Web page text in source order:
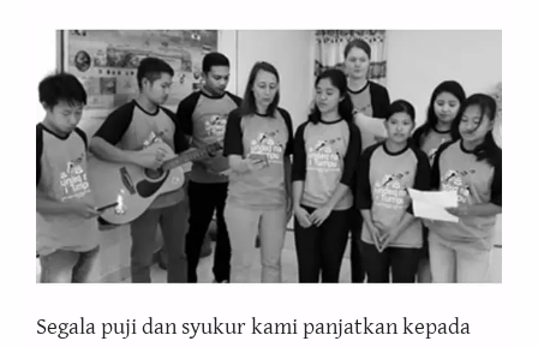
Segala puji dan syukur kami panjatkan kepada